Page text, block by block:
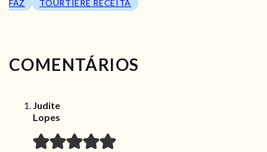
FAZ
TOURTIÈRE RECEITA
COMENTÁRIOS
Judite
Lopes